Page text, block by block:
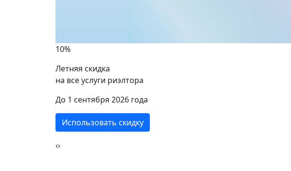
10%
Летняя скидка
на все услуги риэлтора
До 1 сентября 2026 года
Использовать скидку
‹›